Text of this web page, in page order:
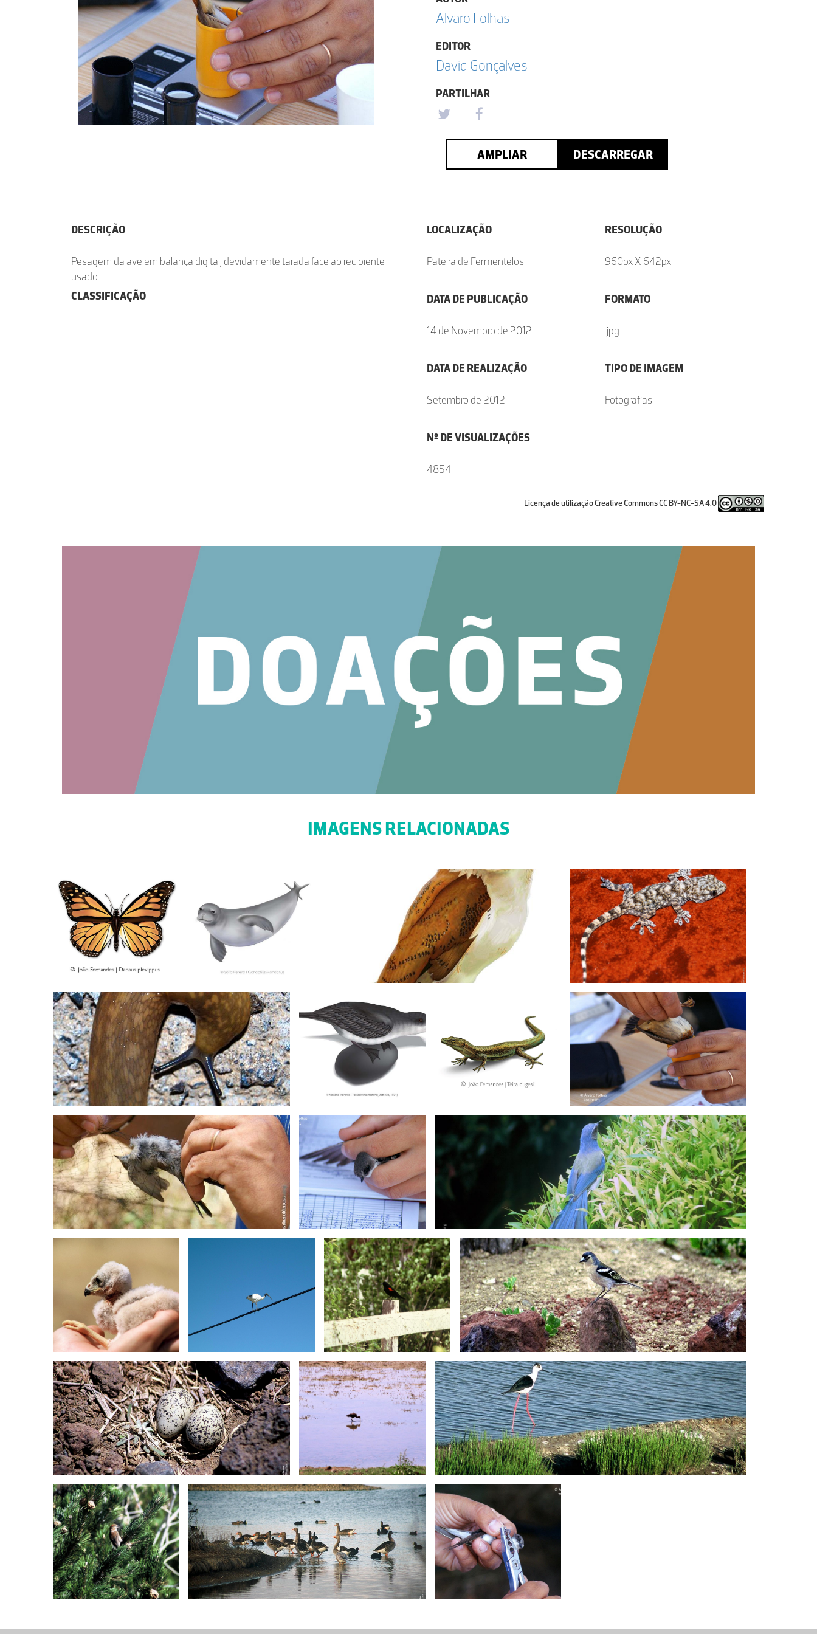
Alvaro Folhas
EDITOR
David Gonçalves
PARTILHAR
AMPLIAR DESCARREGAR
DESCRIÇÃO
Pesagem da ave em balança digital, devidamente tarada face ao recipiente
usado.
CLASSIFICAÇÃO
LOCALIZAÇÃO
Pateira de Fermentelos
DATA DE PUBLICAÇÃO
14 de Novembro de 2012
DATA DE REALIZAÇÃO
Setembro de 2012
Nº DE VISUALIZAÇÕES
4854
RESOLUÇÃO
960px X 642px
FORMATO
.jpg
TIPO DE IMAGEM
Fotografias
Licença de utilização Creative Commons CC BY-NC-SA 4.0
IMAGENS RELACIONADAS